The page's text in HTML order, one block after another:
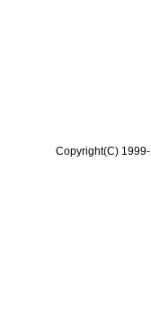
Copyright(C)